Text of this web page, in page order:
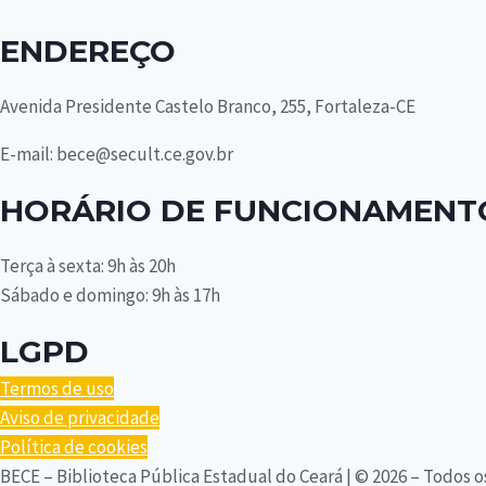
ENDEREÇO
Avenida Presidente Castelo Branco, 255, Fortaleza-CE
E-mail: bece@secult.ce.gov.br
HORÁRIO DE
Terça à sexta: 9h às 20h
Sábado e domingo: 9h às 17h
LGPD
Termos de uso
Aviso de privacidade
Política de cookies
BECE – Biblioteca Pública Estadual do Ceará | © 2026 – Todos